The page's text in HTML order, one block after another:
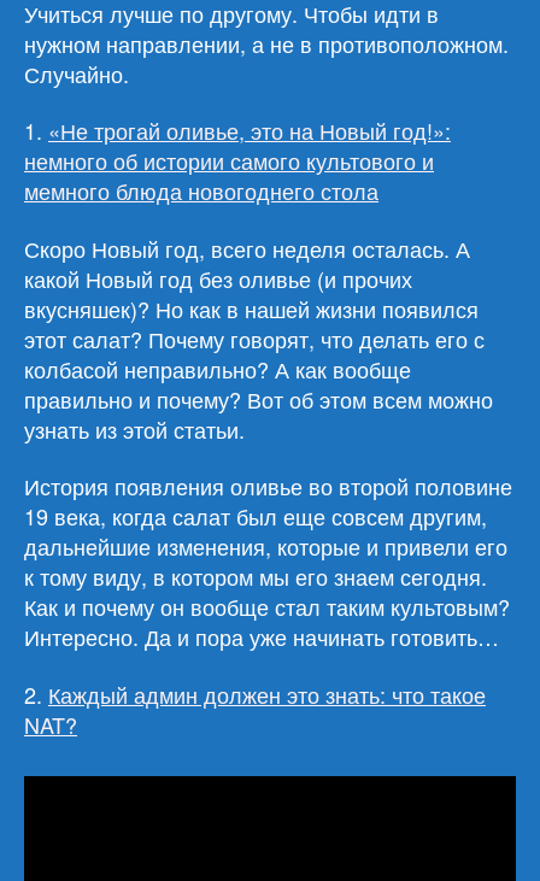
Учиться лучше по другому. Чтобы идти в
нужном направлении, а не в противоположном.
Случайно.
1. «Не трогай оливье, это на Новый год!»:
немного об истории самого культового и
мемного блюда новогоднего стола
Скоро Новый год, всего неделя осталась. А
какой Новый год без оливье (и прочих
вкусняшек)? Но как в нашей жизни появился
этот салат? Почему говорят, что делать его с
колбасой неправильно? А как вообще
правильно и почему? Вот об этом всем можно
узнать из этой статьи.
История появления оливье во второй половине
19 века, когда салат был еще совсем другим,
дальнейшие изменения, которые и привели его
к тому виду, в котором мы его знаем сегодня.
Как и почему он вообще стал таким культовым?
Интересно. Да и пора уже начинать готовить…
2. Каждый админ должен это знать: что такое
NAT?